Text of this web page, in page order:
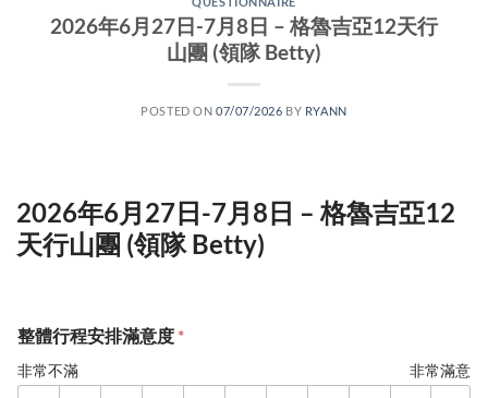
2026年6月27日-7月8日 – 格魯吉亞12天行
山團 (領隊 Betty)
POSTED ON 07/07/2026 BY RYANN
2026年6月27日-7月8日 – 格魯吉亞12
天行山團 (領隊 Betty)
整體行程安排滿意度 *
非常不滿 非常滿意